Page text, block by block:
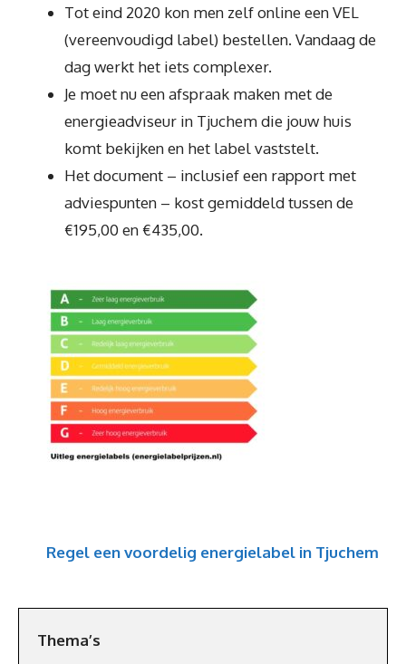
Tot eind 2020 kon men zelf online een VEL
(vereenvoudigd label) bestellen. Vandaag de
dag werkt het iets complexer.
Je moet nu een afspraak maken met de
energieadviseur in Tjuchem die jouw huis
komt bekijken en het label vaststelt.
Het document – inclusief een rapport met
adviespunten – kost gemiddeld tussen de
€195,00 en €435,00.
Regel een voordelig energielabel in Tjuchem
Thema’s